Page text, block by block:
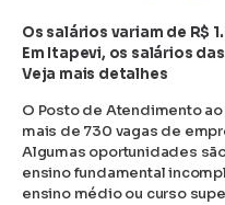
Os salários variam de R$
Em Itapevi, os salários
Veja mais detalhes
O Posto de Atendimento
mais de 730 vagas de
Algumas oportunidades
ensino fundamental
ensino médio ou curso